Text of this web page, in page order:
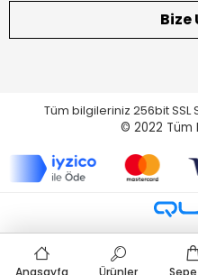
Bize
Tüm bilgileriniz 256bit SSL
© 2022 Tüm
Anasayfa Ürünler